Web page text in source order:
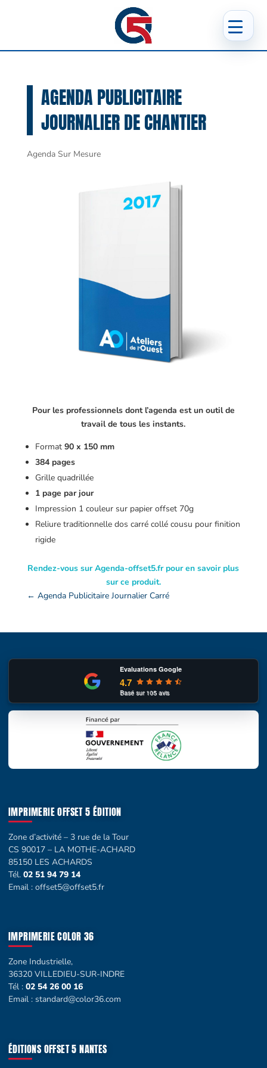
AGENDA PUBLICITAIRE
JOURNALIER DE CHANTIER
Agenda Sur Mesure
Pour les professionnels dont l’agenda est un outil de
travail de tous les instants.
Format 90 x 150 mm
384 pages
Grille quadrillée
1 page par jour
Impression 1 couleur sur papier offset 70g
Reliure traditionnelle dos carré collé cousu pour finition
rigide
Rendez-vous sur Agenda-offset5.fr pour en savoir plus
sur ce produit.
← Agenda Publicitaire Journalier Carré
Evaluations Google
4.7
Basé sur105avis
IMPRIMERIE OFFSET 5 ÉDITION
Zone d’activité – 3 rue de la Tour
CS 90017 – LA MOTHE-ACHARD
85150 LES ACHARDS
Tél. 02 51 94 79 14
Email : offset5@offset5.fr
IMPRIMERIE COLOR 36
Zone Industrielle,
36320 VILLEDIEU-SUR-INDRE
Tél : 02 54 26 00 16
Email : standard@color36.com
ÉDITIONS OFFSET 5 NANTES